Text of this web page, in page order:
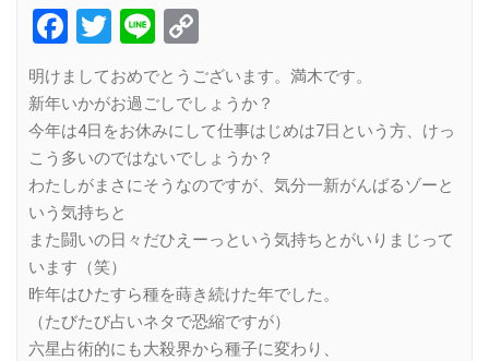
Facebook
Twitter
Line
Link
明けましておめでとうございます。満木です。
新年いかがお過ごしでしょうか？
今年は4日をお休みにして仕事はじめは7日という方、けっ
こう多いのではないでしょうか？
わたしがまさにそうなのですが、気分一新がんばるゾーと
いう気持ちと
また闘いの日々だひえーっという気持ちとがいりまじって
います（笑）
昨年はひたすら種を蒔き続けた年でした。
（たびたび占いネタで恐縮ですが）
六星占術的にも大殺界から種子に変わり、